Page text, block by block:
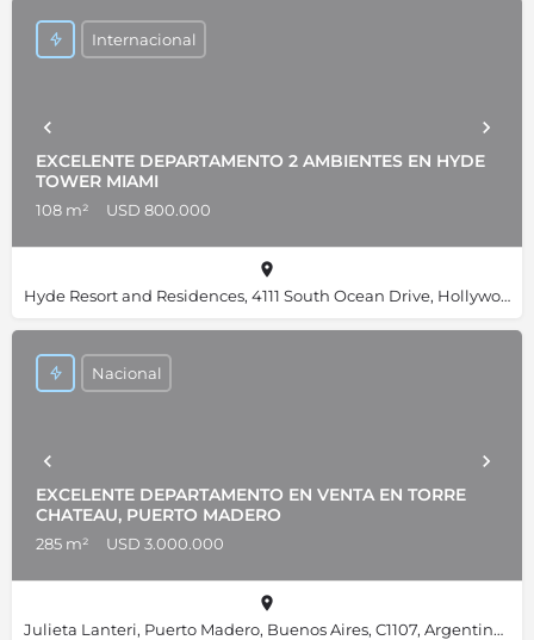
EXCELENTE DEPARTAMENTO 2 AMBIENTES EN HYDE
TOWER MIAMI
108 m² USD 800.000
Internacional
Hyde Resort and Residences, 4111 South Ocean Drive, Hollywood, Florida 33019, Estados Unidos, 25.98667, -80.11892
EXCELENTE DEPARTAMENTO EN VENTA EN TORRE
CHATEAU, PUERTO MADERO
285 m² USD 3.000.000
Nacional
Julieta Lanteri, Puerto Madero, Buenos Aires, C1107, Argentina, -34.61356, -58.36019